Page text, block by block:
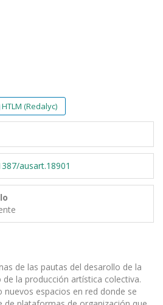
HTLM (Redalyc)
ausart.18901
de las pautas del desarollo de la
la producción artística colectiva.
nuevos espacios en red donde se